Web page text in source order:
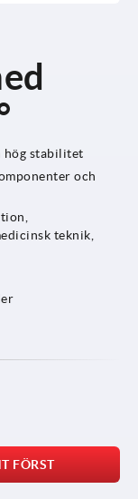
hög stabilitet
och
teknik,
FÖRST